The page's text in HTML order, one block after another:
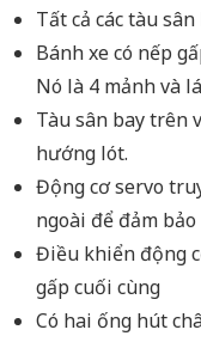
Tất cả các tàu
Bánh xe có nếp
Nó là 4 mảnh và
Tàu sân bay trên
hướng lót.
Động cơ servo
ngoài để đảm
Điều khiển động
gấp cuối cùng
Có hai ống hút